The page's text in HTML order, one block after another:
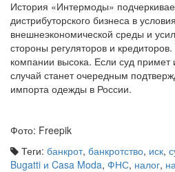
История «Интермоды»
дистрибуторского бизнеса в
внешнеэкономической среды и
стороны регуляторов и
компании высока. Если суд примет
случай станет очередным
Теги:банкрот,банкротство,иск ,